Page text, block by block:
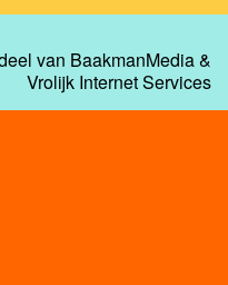
van BaakmanMedia&
Vrolijk Internet Services